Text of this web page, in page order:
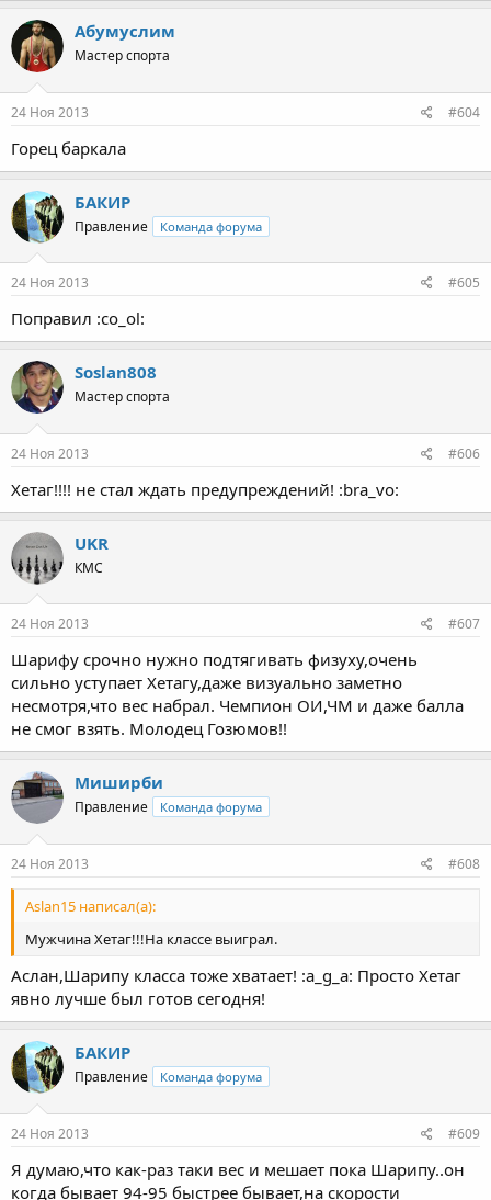
Абумуслим
Мастер спорта
24 Ноя 2013 #604
Горец баркала
БАКИР
Правление Команда форума
24 Ноя 2013 #605
Поправил :co_ol:
Soslan808
Мастер спорта
24 Ноя 2013 #606
Хетаг!!!! не стал ждать предупреждений! :bra_vo:
UKR
КМС
24 Ноя 2013 #607
Шарифу срочно нужно подтягивать физуху,очень
сильно уступает Хетагу,даже визуально заметно
несмотря,что вес набрал. Чемпион ОИ,ЧМ и даже балла
не смог взять. Молодец Гозюмов!!
Миширби
Правление Команда форума
24 Ноя 2013 #608
Aslan15 написал(а):
Мужчина Хетаг!!!На классе выиграл.
Аслан,Шарипу класса тоже хватает! :a_g_a: Просто Хетаг
явно лучше был готов сегодня!
БАКИР
Правление Команда форума
24 Ноя 2013 #609
Я думаю,что как-раз таки вес и мешает пока Шарипу..он
когда бывает 94-95 быстрее бывает,на скорости